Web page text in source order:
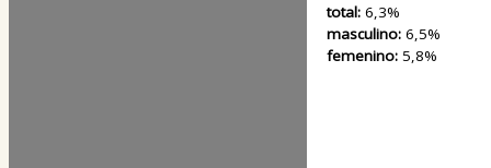
total: 6,3%
masculino: 6,5%
femenino: 5,8%